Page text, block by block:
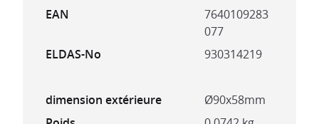
EAN
7640109283
077
ELDAS-No
930314219
dimension extérieure
Ø90x58mm